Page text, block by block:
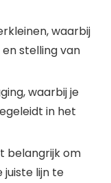
waarbij
stelling van
waarbij je
in het
belangrijk om
lijn te